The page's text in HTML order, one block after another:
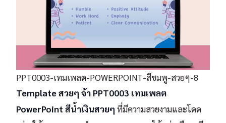
PPT0003-เทมเพลต-POWERPOINT-สีชมพู-สวยๆ-8
Template สวยๆ จ้า PPT0003 เทมเพลต
PowerPoint สีน้ำเงินสวยๆ ที่มีความสวยงามและโดด